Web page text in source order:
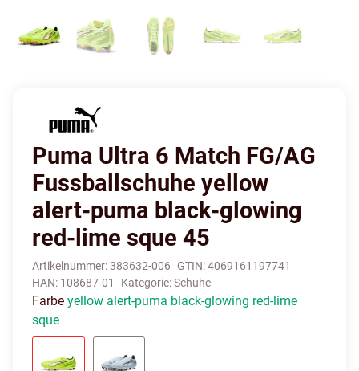
Puma Ultra 6 Match FG/AG
Fussballschuhe yellow
alert-puma black-glowing
red-lime sque 45
Artikelnummer:383632-006 GTIN:4069161197741
HAN: 108687-01 Kategorie:Schuhe
Farbe yellow alert-puma black-glowing red-lime
sque